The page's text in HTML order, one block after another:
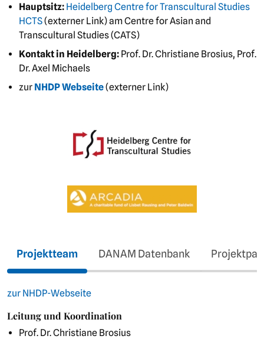
Hauptsitz: Heidelberg Centre for Transcultural Studies
HCTS(externer Link) am Centre for Asian and
Transcultural Studies (CATS)
Kontakt in Heidelberg: Prof. Dr. Christiane Brosius, Prof.
Dr. Axel Michaels
zur NHDP Webseite(externer Link)
Projektteam DANAM Datenbank
zur NHDP-Webseite
Leitung und Koordination
Prof. Dr. Christiane Brosius